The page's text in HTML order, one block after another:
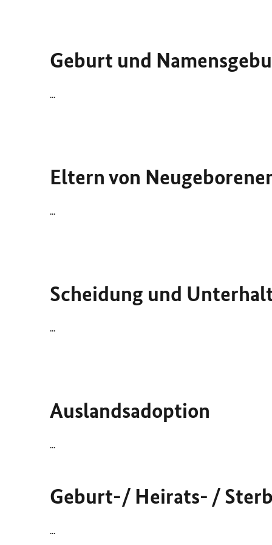
Geburt und
...
Eltern von
...
Scheidung und
...
Auslandsadoption
...
Geburt-/ Heirats- /
...